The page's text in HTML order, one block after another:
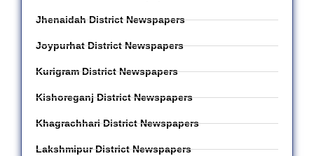
Jhenaidah District Newspapers
Joypurhat District Newspapers
Kurigram District Newspapers
Kishoreganj District Newspapers
Khagrachhari District Newspapers
Lakshmipur District Newspapers